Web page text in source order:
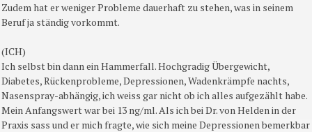
Zudem hat er weniger Probleme dauerhaft zu stehen, was in seinem
Beruf ja ständig vorkommt.
(ICH)
Ich selbst bin dann ein Hammerfall. Hochgradig Übergewicht,
Diabetes, Rückenprobleme, Depressionen, Wadenkrämpfe nachts,
Nasenspray-abhängig, ich weiss gar nicht ob ich alles aufgezählt habe.
Mein Anfangswert war bei 13 ng/ml. Als ich bei Dr. von Helden in der
Praxis sass und er mich fragte, wie sich meine Depressionen bemerkbar